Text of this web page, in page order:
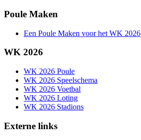
Poule Maken
Een Poule Maken voor het WK 2026
WK 2026
WK 2026 Poule
WK 2026 Speelschema
WK 2026 Voetbal
WK 2026 Loting
WK 2026 Stadions
Externe links